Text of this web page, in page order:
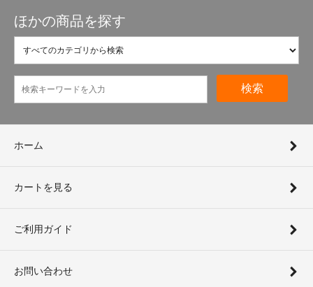
ほかの商品を探す
検索
ホーム
カートを見る
ご利用ガイド
お問い合わせ